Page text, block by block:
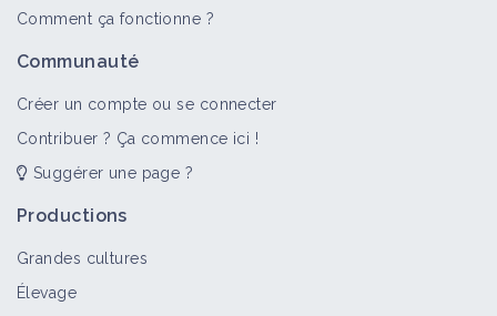
Double culture blé-soja en
Comment ça fonctionne ?
Communauté
Créer un compte ou se connecter
Contribuer ? Ça commence ici !
Suggérer une page ?
Productions
Grandes cultures
Élevage